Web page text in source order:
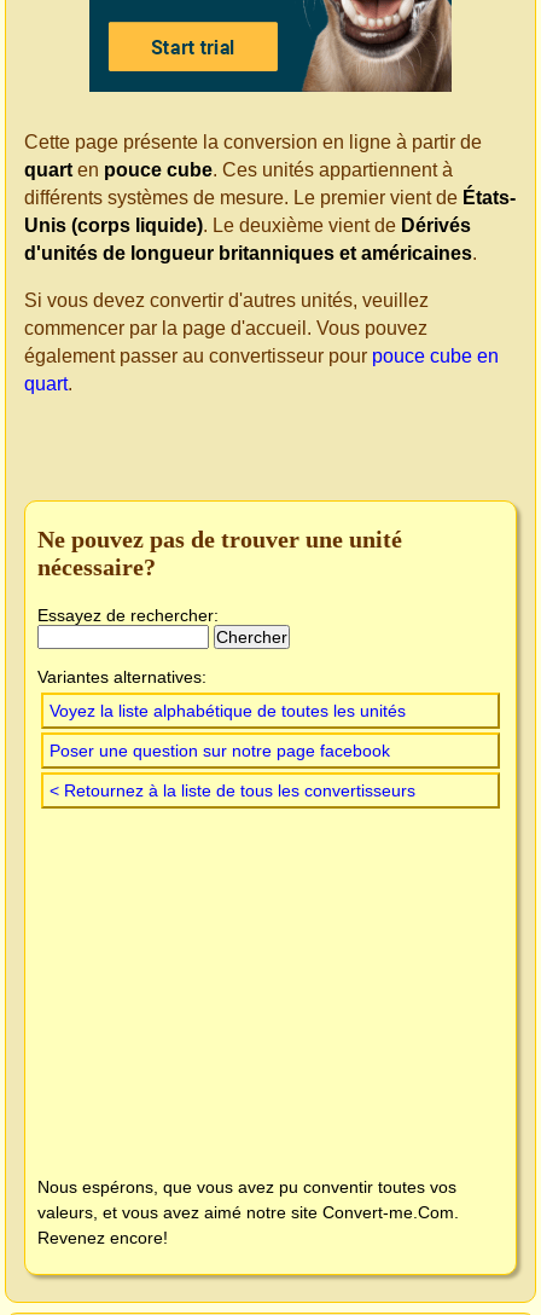
Cette page présente la conversion en ligne à partir de
quart en pouce cube. Ces unités appartiennent à
différents systèmes de mesure. Le premier vient de États-
Unis (corps liquide). Le deuxième vient de Dérivés
d'unités de longueur britanniques et américaines.
Si vous devez convertir d'autres unités, veuillez
commencer par la page d'accueil. Vous pouvez
également passer au convertisseur pour pouce cube en
quart.
Ne pouvez pas de trouver une unité
nécessaire?
Essayez de rechercher:
Variantes alternatives:
Voyez la liste alphabétique de toutes les unités
Poser une question sur notre page facebook
< Retournez à la liste de tous les convertisseurs
Nous espérons, que vous avez pu conventir toutes vos
valeurs, et vous avez aimé notre site Convert-me.Com
Revenez encore!